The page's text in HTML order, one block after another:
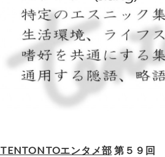
TENTONTOエンタメ部 第５９回